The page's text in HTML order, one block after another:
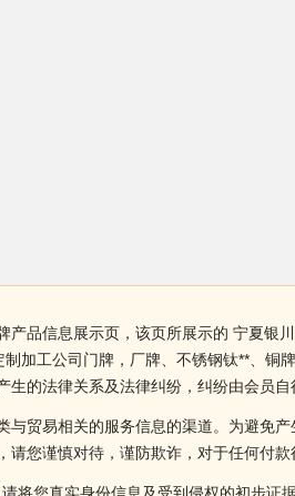
品信息展示页，该页所展示的 宁夏银
加工公司门牌，厂牌、不锈钢钛**、铜
的法律关系及法律纠纷，纠纷由会员自
贸易相关的服务信息的渠道。为避免
您谨慎对待，谨防欺诈，对于任何付款